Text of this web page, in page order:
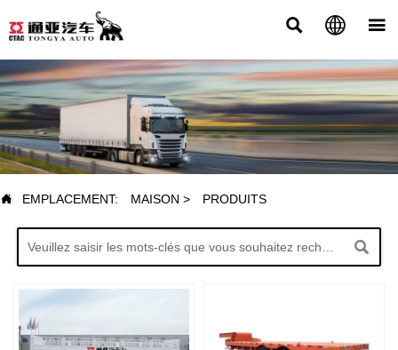
  
PRODUITS
 EMPLACEMENT: MAISON > PRODUITS
